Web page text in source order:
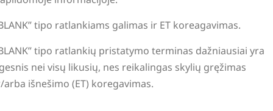
tipo ratlankiams galimas ir ET koreagavimas.
tipo ratlankių pristatymo terminas dažniausiai yra
nei visų likusių, nes reikalingas skylių gręžimas
arba išnešimo (ET) koregavimas.